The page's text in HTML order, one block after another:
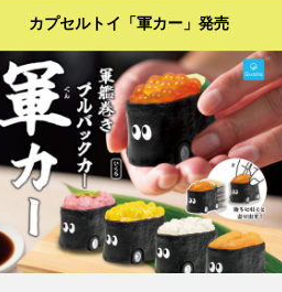
カプセルトイ「軍カー」発売
詳細はこちら